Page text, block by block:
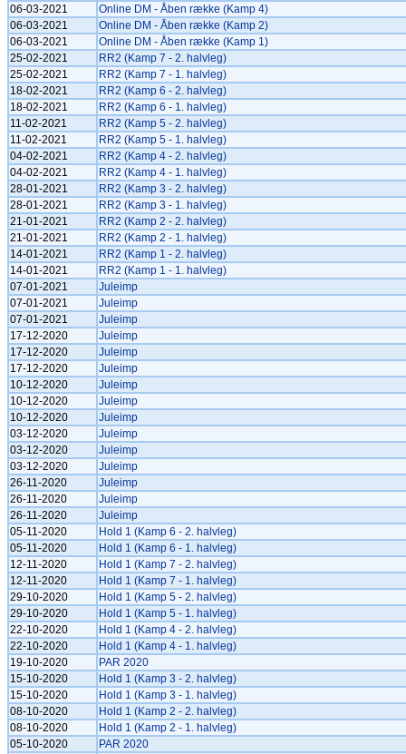
06-03-2021
Online DM - Åben række (Kamp 4)
06-03-2021
Online DM - Åben række (Kamp 2)
06-03-2021
Online DM - Åben række (Kamp 1)
25-02-2021
RR2 (Kamp 7 - 2. halvleg)
25-02-2021
RR2 (Kamp 7 - 1. halvleg)
18-02-2021
RR2 (Kamp 6 - 2. halvleg)
18-02-2021
RR2 (Kamp 6 - 1. halvleg)
11-02-2021
RR2 (Kamp 5 - 2. halvleg)
11-02-2021
RR2 (Kamp 5 - 1. halvleg)
04-02-2021
RR2 (Kamp 4 - 2. halvleg)
04-02-2021
RR2 (Kamp 4 - 1. halvleg)
28-01-2021
RR2 (Kamp 3 - 2. halvleg)
28-01-2021
RR2 (Kamp 3 - 1. halvleg)
21-01-2021
RR2 (Kamp 2 - 2. halvleg)
21-01-2021
RR2 (Kamp 2 - 1. halvleg)
14-01-2021
RR2 (Kamp 1 - 2. halvleg)
14-01-2021
RR2 (Kamp 1 - 1. halvleg)
07-01-2021
Juleimp
07-01-2021
Juleimp
07-01-2021
Juleimp
17-12-2020
Juleimp
17-12-2020
Juleimp
17-12-2020
Juleimp
10-12-2020
Juleimp
10-12-2020
Juleimp
10-12-2020
Juleimp
03-12-2020
Juleimp
03-12-2020
Juleimp
03-12-2020
Juleimp
26-11-2020
Juleimp
26-11-2020
Juleimp
26-11-2020
Juleimp
05-11-2020
Hold 1 (Kamp 6 - 2. halvleg)
05-11-2020
Hold 1 (Kamp 6 - 1. halvleg)
12-11-2020
Hold 1 (Kamp 7 - 2. halvleg)
12-11-2020
Hold 1 (Kamp 7 - 1. halvleg)
29-10-2020
Hold 1 (Kamp 5 - 2. halvleg)
29-10-2020
Hold 1 (Kamp 5 - 1. halvleg)
22-10-2020
Hold 1 (Kamp 4 - 2. halvleg)
22-10-2020
Hold 1 (Kamp 4 - 1. halvleg)
19-10-2020
PAR 2020
15-10-2020
Hold 1 (Kamp 3 - 2. halvleg)
15-10-2020
Hold 1 (Kamp 3 - 1. halvleg)
08-10-2020
Hold 1 (Kamp 2 - 2. halvleg)
08-10-2020
Hold 1 (Kamp 2 - 1. halvleg)
05-10-2020
PAR 2020